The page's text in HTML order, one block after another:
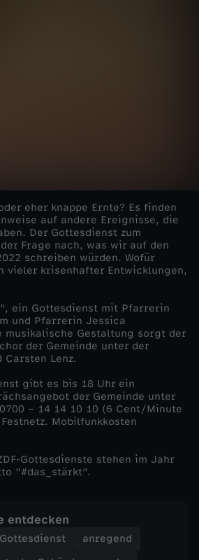
eher knappe Ernte? Es finden
auf andere Ereignisse, die
Der Gottesdienst zum
Frage nach, was wir auf den
schreiben würden. Wofür
vieler krisenhafter Entwicklungen,
ein Gottesdienst mit Pfarrerin
und Pfarrerin Jessica
musikalische Gestaltung sorgt der
der Gemeinde unter der
Lenz.
gibt es bis 18 Uhr ein
der Gemeinde unter
– 14 14 10 10 (6 Cent/Minute
Mobilfunkkosten
Gottesdienste stehen im Jahr
"#das_stärkt".
entdecken
Gottesdienst
anregend